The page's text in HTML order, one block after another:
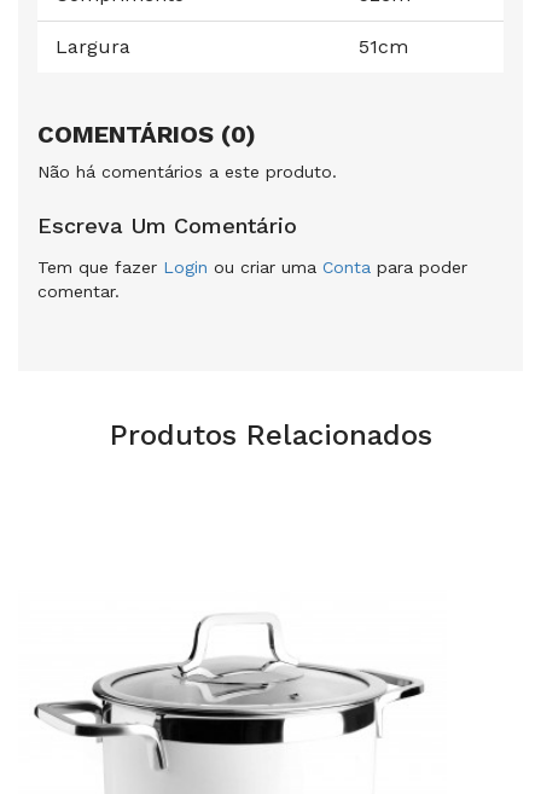
Largura 51cm
COMENTÁRIOS (0)
Não há comentários a este produto.
Escreva Um Comentário
Tem que fazer Login ou criar uma Conta para poder
comentar.
Produtos Relacionados